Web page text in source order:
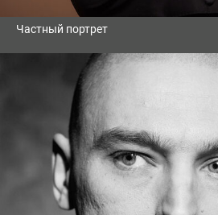
Частный портрет